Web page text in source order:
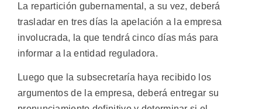
La repartición gubernamental, a su vez, deberá
trasladar en tres días la apelación a la empresa
involucrada, la que tendrá cinco días más para
informar a la entidad reguladora.
Luego que la subsecretaría haya recibido los
argumentos de la empresa, deberá entregar su